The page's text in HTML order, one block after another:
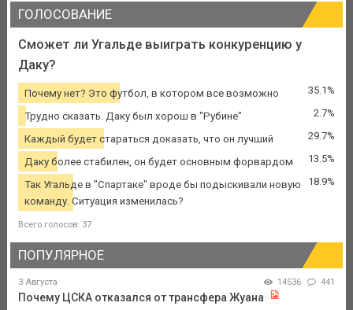
ГОЛОСОВАНИЕ
Сможет ли Угальде выиграть конкуренцию у
Даку?
Почему нет? Это футбол, в котором все возможно 35.1%
Трудно сказать. Даку был хорош в "Рубине" 2.7%
Каждый будет стараться доказать, что он лучший 29.7%
Даку более стабилен, он будет основным форвардом 13.5%
Так Угальде в "Спартаке" вроде бы подыскивали новую
команду. Ситуация изменилась?
18.9%
Всего голосов: 37
ПОПУЛЯРНОЕ
3 Августа 14536 441
Почему ЦСКА отказался от трансфера Жуана